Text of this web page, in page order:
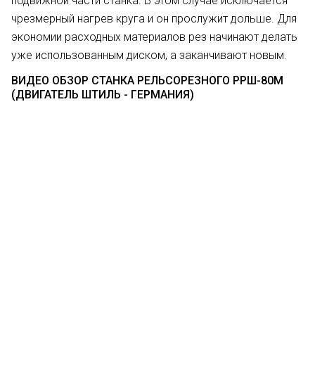
чрезмерный нагрев круга и он прослужит дольше. Для
экономии расходных материалов рез начинают делать
уже использованным диском, а заканчивают новым.
ВИДЕО ОБЗОР СТАНКА РЕЛЬСОРЕЗНОГО РРШ-80М
(ДВИГАТЕЛЬ ШТИЛЬ - ГЕРМАНИЯ)